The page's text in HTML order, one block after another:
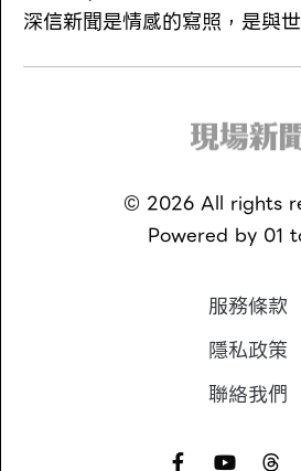
深信新聞是情感的寫照，是與
© 2026All rights
Powered by 01
服務條款
隱私政策
聯絡我們